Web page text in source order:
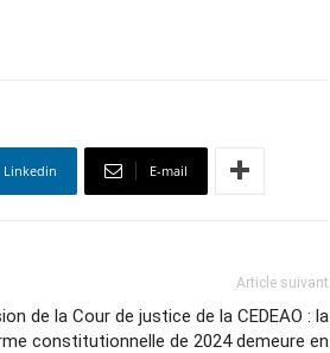
Linkedin E-mail
Article suivant
de la Cour de justice de la CEDEAO : la
constitutionnelle de 2024 demeure en